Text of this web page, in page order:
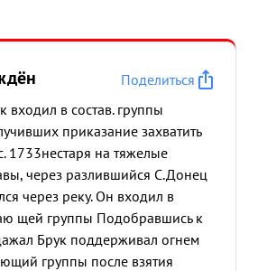
Поделиться
входил в состав. группы
приказание захватить
1733нестаря на тяжелые
через разлившийся С.Донец
через реку. Он входил в
щей группы Подобравшись к
Брук поддерживал огнем
группы после взятия